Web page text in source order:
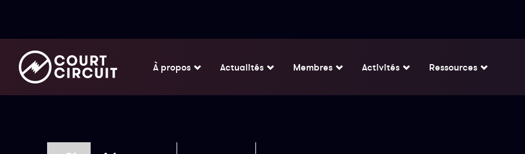
À propos Actualités Membres Activités Ressources